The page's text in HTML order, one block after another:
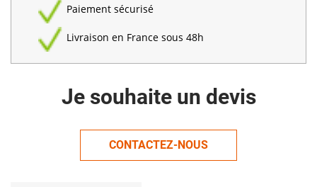
Paiement sécurisé
Livraison en France sous 48h
Je souhaite un devis
CONTACTEZ-NOUS